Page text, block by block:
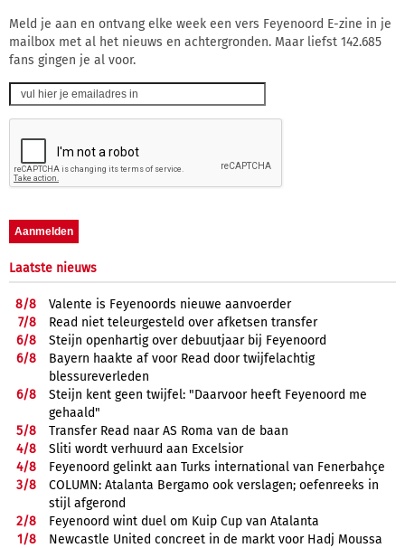
Meld je aan en ontvang elke week een vers Feyenoord E-zine in je
mailbox met al het nieuws en achtergronden. Maar liefst 142.685
fans gingen je al voor.
Laatste nieuws
8/8
Valente is Feyenoords nieuwe aanvoerder
7/8
Read niet teleurgesteld over afketsen transfer
6/8
Steijn openhartig over debuutjaar bij Feyenoord
6/8
Bayern haakte af voor Read door twijfelachtig
blessureverleden
6/8
Steijn kent geen twijfel: "Daarvoor heeft Feyenoord me
gehaald"
5/8
Transfer Read naar AS Roma van de baan
4/8
Sliti wordt verhuurd aan Excelsior
4/8
Feyenoord gelinkt aan Turks international van Fenerbahçe
3/8
COLUMN: Atalanta Bergamo ook verslagen; oefenreeks in
stijl afgerond
2/8
Feyenoord wint duel om Kuip Cup van Atalanta
1/8
Newcastle United concreet in de markt voor Hadj Moussa